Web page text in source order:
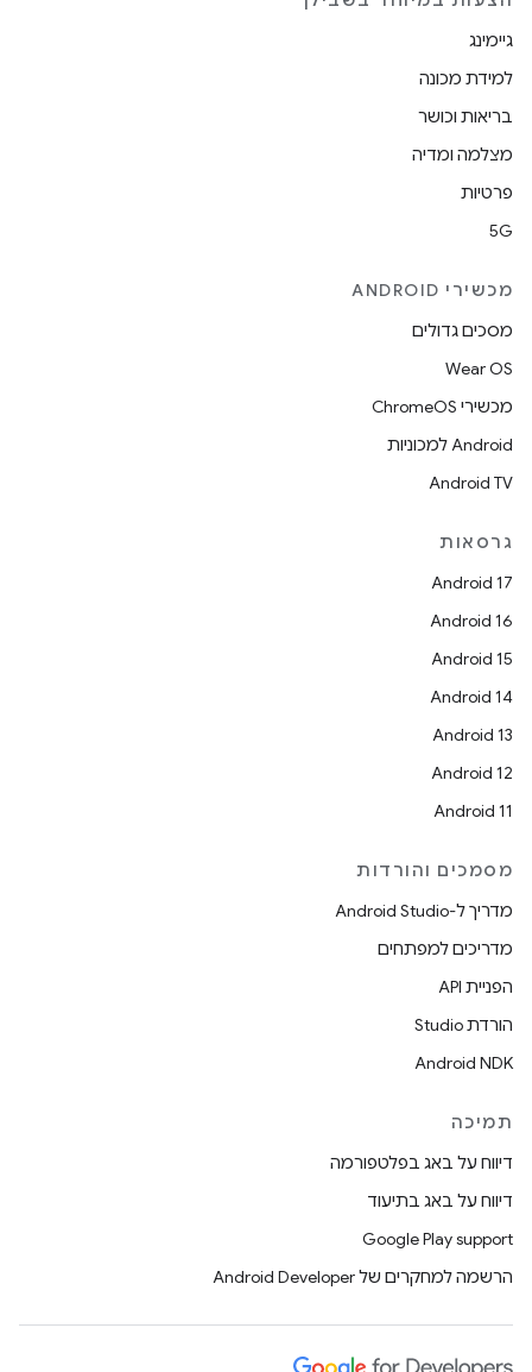
גיימינג
למידת מכונה
בריאות וכושר
מצלמה ומדיה
פרטיות
5G
מכשירי ANDROID
מסכים גדולים
Wear OS
מכשירי ChromeOS
Android למכוניות
Android TV
גרסאות
Android 17
Android 16
Android 15
Android 14
Android 13
Android 12
Android 11
מסמכים והורדות
מדריך ל-Android Studio
מדריכים למפתחים
הפניית API
הורדת Studio
Android NDK
תמיכה
דיווח על באג בפלטפורמה
דיווח על באג בתיעוד
Google Play support
הרשמה למחקרים של Android Developer